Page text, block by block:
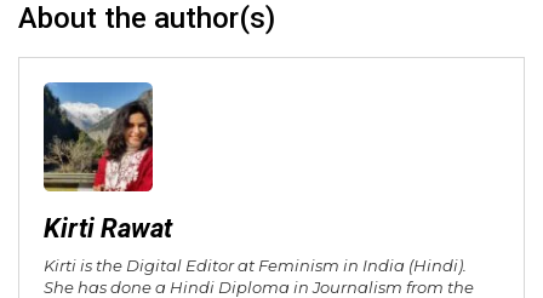
About the author(s)
Kirti Rawat
Kirti is the Digital Editor at Feminism in India (Hindi).
She has done a Hindi Diploma in Journalism from the